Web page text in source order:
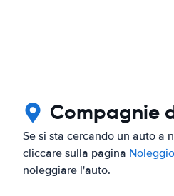
Compagnie
Se si sta cercando un auto a
cliccare sulla pagina
noleggiare l'auto.